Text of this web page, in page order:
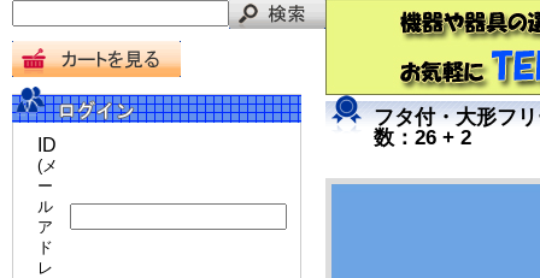
ID
(メ
ー
ル
ア
ド
レ
フタ付・大形フ
数：26 + 2